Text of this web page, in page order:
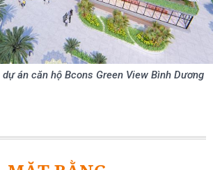
án căn hộ Bcons Green View Bình Dương